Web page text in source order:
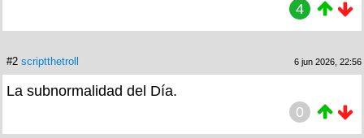
4
#2 scriptthetroll 6 jun 2026, 22:56
La subnormalidad del Día.
0